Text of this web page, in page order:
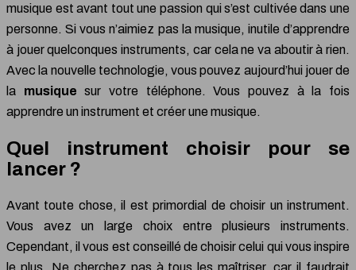
musique est avant tout une passion qui s’est cultivée dans une
personne. Si vous n’aimiez pas la musique, inutile d’apprendre
à jouer quelconques instruments, car cela ne va aboutir à rien.
Avec la nouvelle technologie, vous pouvez aujourd’hui jouer de
la musique sur votre téléphone. Vous pouvez à la fois
apprendre un instrument et créer une musique.
Quel instrument choisir pour se
lancer ?
Avant toute chose, il est primordial de choisir un instrument.
Vous avez un large choix entre plusieurs instruments.
Cependant, il vous est conseillé de choisir celui qui vous inspire
le plus. Ne cherchez pas à tous les maîtriser, car il faudrait